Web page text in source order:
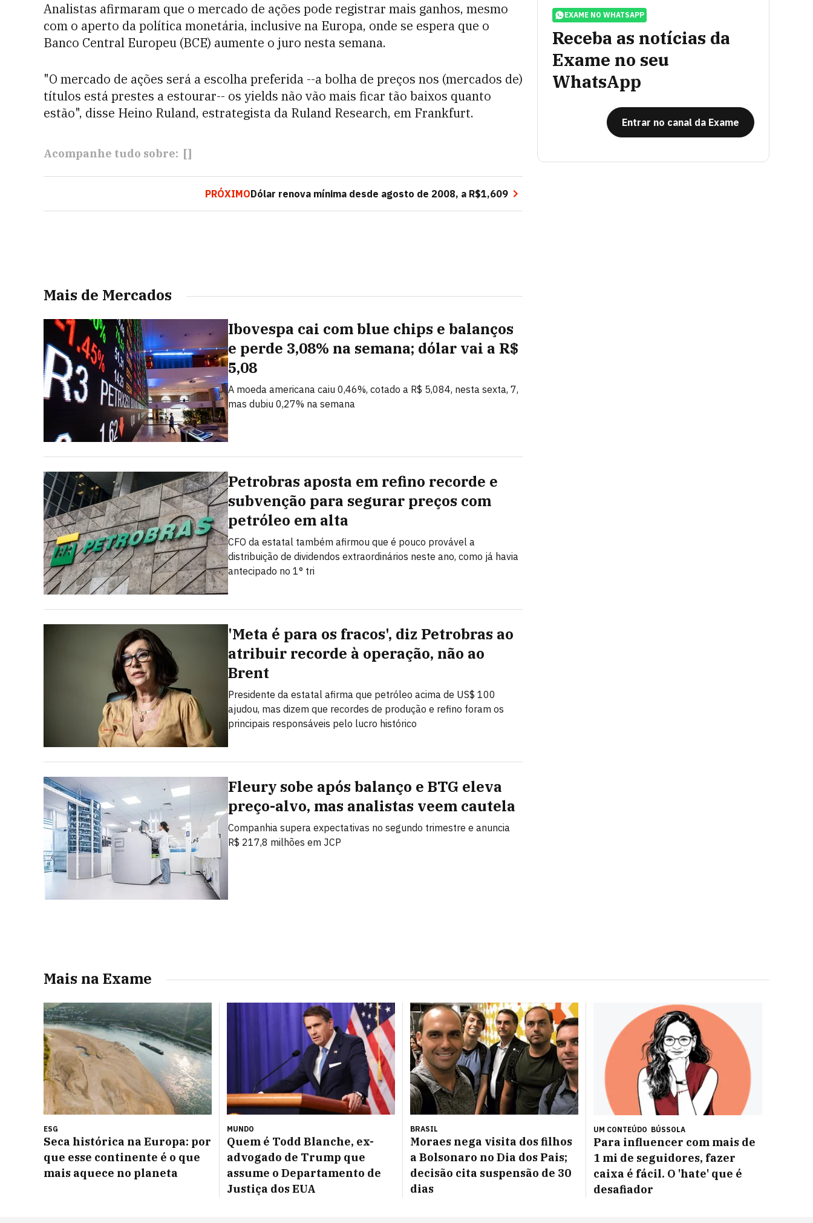
Analistas afirmaram que o mercado de ações pode registrar mais ganhos, mesmo
com o aperto da política monetária, inclusive na Europa, onde se espera que o
Banco Central Europeu (BCE) aumente o juro nesta semana.
"O mercado de ações será a escolha preferida --a bolha de preços nos (mercados de)
títulos está prestes a estourar-- os yields não vão mais ficar tão baixos quanto
estão", disse Heino Ruland, estrategista da Ruland Research, em Frankfurt.
Acompanhe tudo sobre: []
PRÓXIMODólar renova mínima desde agosto de 2008, a R$1,609
Mais de Mercados
Ibovespa cai com blue chips e balanços
e perde 3,08% na semana; dólar vai a R$
5,08
A moeda americana caiu 0,46%, cotado a R$ 5,084, nesta sexta, 7,
mas dubiu 0,27% na semana
Petrobras aposta em refino recorde e
subvenção para segurar preços com
petróleo em alta
CFO da estatal também afirmou que é pouco provável a
distribuição de dividendos extraordinários neste ano, como já havia
antecipado no 1° tri
'Meta é para os fracos', diz Petrobras ao
atribuir recorde à operação, não ao
Brent
Presidente da estatal afirma que petróleo acima de US$ 100
ajudou, mas dizem que recordes de produção e refino foram os
principais responsáveis pelo lucro histórico
Fleury sobe após balanço e BTG eleva
preço-alvo, mas analistas veem cautela
Companhia supera expectativas no segundo trimestre e anuncia
R$ 217,8 milhões em JCP
EXAME NO WHATSAPP
Receba as notícias da
Exame no seu
WhatsApp
Entrar no canal da Exame
Mais na Exame
ESG
Seca histórica na Europa: por
que esse continente é o que
mais aquece no planeta
MUNDO
Quem é Todd Blanche, ex-
advogado de Trump que
assume o Departamento de
Justiça dos EUA
BRASIL
Moraes nega visita dos filhos
a Bolsonaro no Dia dos Pais;
decisão cita suspensão de 30
dias
UM CONTEÚDO BÚSSOLA
Para influencer com mais de
1 mi de seguidores, fazer
caixa é fácil. O 'hate' que é
desafiador